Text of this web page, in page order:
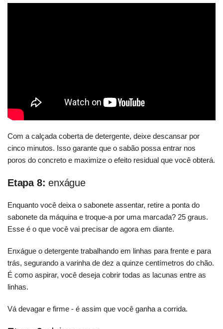
Com a calçada coberta de detergente, deixe descansar por
cinco minutos. Isso garante que o sabão possa entrar nos
poros do concreto e maximize o efeito residual que você obterá.
Etapa 8: enxágue
Enquanto você deixa o sabonete assentar, retire a ponta do
sabonete da máquina e troque-a por uma marcada? 25 graus.
Esse é o que você vai precisar de agora em diante.
Enxágue o detergente trabalhando em linhas para frente e para
trás, segurando a varinha de dez a quinze centímetros do chão.
É como aspirar, você deseja cobrir todas as lacunas entre as
linhas.
Vá devagar e firme - é assim que você ganha a corrida.